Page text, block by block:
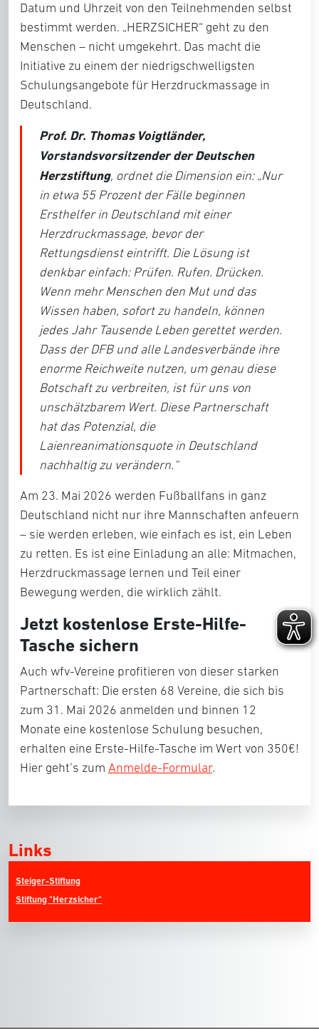
Datum und Uhrzeit von den Teilnehmenden selbst
bestimmt werden. „HERZSICHER“ geht zu den
Menschen – nicht umgekehrt. Das macht die
Initiative zu einem der niedrigschwelligsten
Schulungsangebote für Herzdruckmassage in
Deutschland.
Prof. Dr. Thomas Voigtländer,
Vorstandsvorsitzender der Deutschen
Herzstiftung, ordnet die Dimension ein: „Nur
in etwa 55 Prozent der Fälle beginnen
Ersthelfer in Deutschland mit einer
Herzdruckmassage, bevor der
Rettungsdienst eintrifft. Die Lösung ist
denkbar einfach: Prüfen. Rufen. Drücken.
Wenn mehr Menschen den Mut und das
Wissen haben, sofort zu handeln, können
jedes Jahr Tausende Leben gerettet werden.
Dass der DFB und alle Landesverbände ihre
enorme Reichweite nutzen, um genau diese
Botschaft zu verbreiten, ist für uns von
unschätzbarem Wert. Diese Partnerschaft
hat das Potenzial, die
Laienreanimationsquote in Deutschland
nachhaltig zu verändern. “
Am 23. Mai 2026 werden Fußballfans in ganz
Deutschland nicht nur ihre Mannschaften anfeuern
– sie werden erleben, wie einfach es ist, ein Leben
zu retten. Es ist eine Einladung an alle: Mitmachen,
Herzdruckmassage lernen und Teil einer
Bewegung werden, die wirklich zählt.
Jetzt kostenlose Erste-Hilfe-
Tasche sichern
Auch wfv-Vereine profitieren von dieser starken
Partnerschaft: Die ersten 68 Vereine, die sich bis
zum 31. Mai 2026 anmelden und binnen 12
Monate eine kostenlose Schulung besuchen,
erhalten eine Erste-Hilfe-Tasche im Wert von 350€!
Hier geht’s zum Anmelde-Formular.
Links
Steiger-Stiftung
Stiftung "Herzsicher"